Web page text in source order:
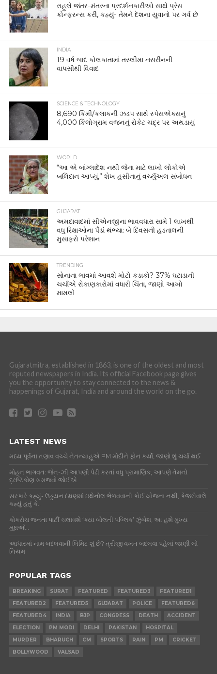
રાહુલે જંતર-મંતરના પ્રદર્શનકારીઓ સાથે પ્રેસ
કોન્ફરન્સ કરી, કહ્યું- તેમને દેશના યુવાનો પર ગર્વ છે
INDIA
19 વર્ષ બાદ કોલકાતામાં તસ્લીમા નસરીનની
વાપસીથી વિવાદ
SCIENCE & TECHNOLOGY
8,690 કિમી/કલાકની ઝડપ સાથે સ્પેસએક્સનું
4,000 કિલોગ્રામ વજનનું રોકેટ ચંદ્ર પર અથડાયું
WORLD
“આ એ બાંગ્લાદેશ નથી જેના માટે લાખો લોકોએ
બલિદાન આપ્યું,” શેખ હસીનાનું વર્ચ્યુઅલ સંબોધન
GUJARAT
અમદાવાદમાં સીએનજીના ભાવવધારા સામે 1 લાખથી
વધુ રિક્ષાઓના પૈડાં થંભ્યા: બે દિવસની હડતાલની
મુસાફરો પરેશાન
TRENDING
સોનાના ભાવમાં આવશે મોટો કડાકો? 37% ઘટાડાની
ચર્ચાએ રોકાણકારોમાં વધારી ચિંતા, જાણો આખો
મામલો
Gujaratmitra, established in 1863, is one of the oldest and most
reputed newspapers in India. Its official Facebook page gives
you the opportunity to stay connected to the news &
happenings of Gujarat, India and around the world on the go.
LATEST NEWS
મધ્ય પૂર્વના તણાવ વચ્ચે નેતન્યાહૂએ PM મોદીને ફોન કર્યો, જાણો શું ચર્ચા થઈ
મોહન ભાગવત: જેન-ઝી આપણી પેઢી કરતાં વધુ પ્રામાણિક, આપણે તેમનો
દ્રષ્ટિકોણ સમજવો જોઈએ
સરકારે કહ્યું- ઉડ્ડયન ઇંધણમાં ઇથેનોલ ભેળવવાની કોઈ યોજના નથી, કેજરીવાલે
કહ્યું હતું કે..
કોકરોચ જનતા પાર્ટી ચલાવશે ‘ક્યા બોલતી પબ્લિક’ ઝુંબેશ, આ હશે મુખ્ય
મુદ્દાઓ..
આધારમાં નામ બદલવાની લિમિટ શું છે? ત્રીજી વખત બદલવા પહેલાં જાણી લો
નિયમ
POPULAR TAGS
BREAKING SURAT FEATURED FEATURED3
FEATURED1
FEATURED2
FEATURED5 GUJARAT POLICE
FEATURED6
FEATURED4
INDIA BJP CONGRESS DEATH
ACCIDENT
ELECTION
PM MODI DELHI PAKISTAN
HOSPITAL
MURDER
BHARUCH CM SPORTS RAIN PM
CRICKET
BOLLYWOOD
VALSAD